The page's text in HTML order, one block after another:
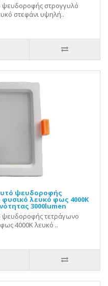
ψευδοροφής στρογγυλό
στεφάνι υψηλή..
ψευδοροφής
φυσικό λευκό φως 4000Κ
3000lumen
ψευδοροφής τετράγωνο
4000Κ λευκό ..